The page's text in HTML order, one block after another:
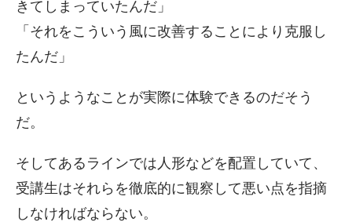
きてしまっていたんだ」
「それをこういう風に改善することにより克服し
たんだ」
というようなことが実際に体験できるのだそう
だ。
そしてあるラインでは人形などを配置していて、
受講生はそれらを徹底的に観察して悪い点を指摘
しなければならない。